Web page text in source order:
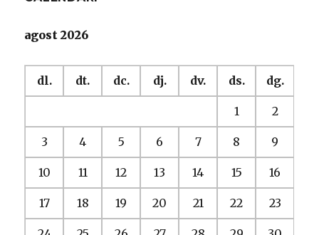
agost 2026
dl. dt. dc. dj. dv. ds. dg.
1 2
3 4 5 6 7 8 9
10 11 12 13 14 15 16
17 18 19 20 21 22 23